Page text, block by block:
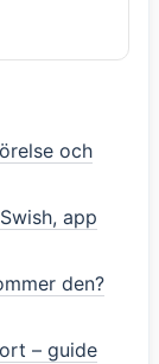
och
app
den?
– guide